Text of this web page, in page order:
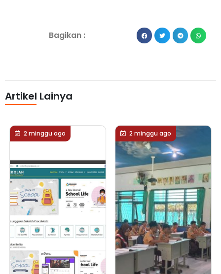
Bagikan :
Artikel Lainya
2 minggu ago 2 minggu ago